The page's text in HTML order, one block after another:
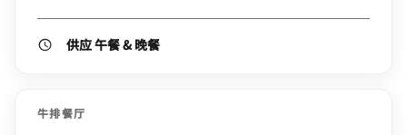
供应 午餐 & 晚餐
牛排餐厅